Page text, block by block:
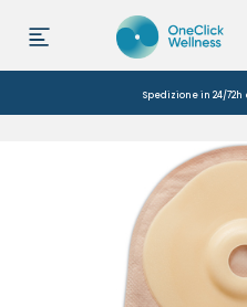
Spedizione in 24/